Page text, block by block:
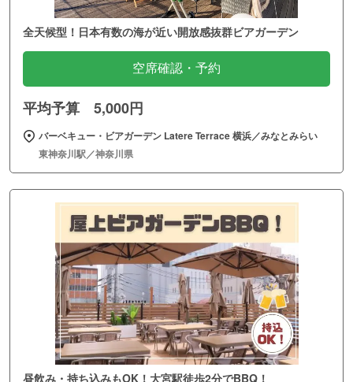
全天候型！日本有数の海が近い開放感抜群ビアガーデン
空席確認・予約
平均予算 5,000円
バーベキュー・ビアガーデン Latere Terrace 横浜／みなとみらい
東神奈川駅／神奈川県
昼飲み・持ち込みもOK！大宮駅徒歩2分でBBQ！